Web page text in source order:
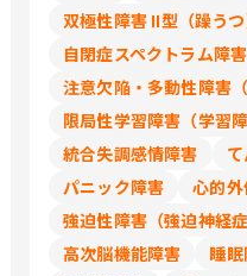
双極性障害 II型（躁うつ
注意欠陥・多動性障害（
限局性学習障害（学習障
統合失調感情障害
パニック障害
心的外
強迫性障害（強迫神経症
高次脳機能障害
睡